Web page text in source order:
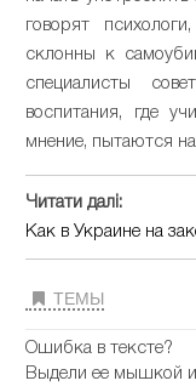
говорят
склонны к
специалисты
воспитания, где
мнение, пытаются
Читати далі:
Как в Украине на
ТЕМЫ
Ошибка в тексте?
Выдели ее мышкой